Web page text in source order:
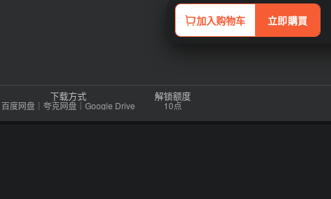
加入购物车 立即購買
下载方式
百度网盘｜夸克网盘｜Google Drive
解锁额度
10点